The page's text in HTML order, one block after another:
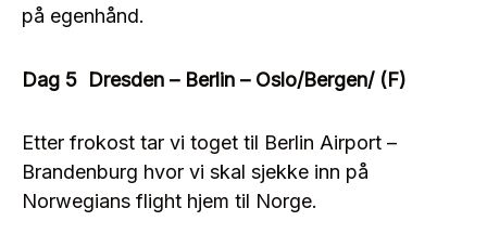
på egenhånd.
Dag 5 Dresden – Berlin – Oslo/Bergen/ (F)
Etter frokost tar vi toget til Berlin Airport –
Brandenburg hvor vi skal sjekke inn på
Norwegians flight hjem til Norge.